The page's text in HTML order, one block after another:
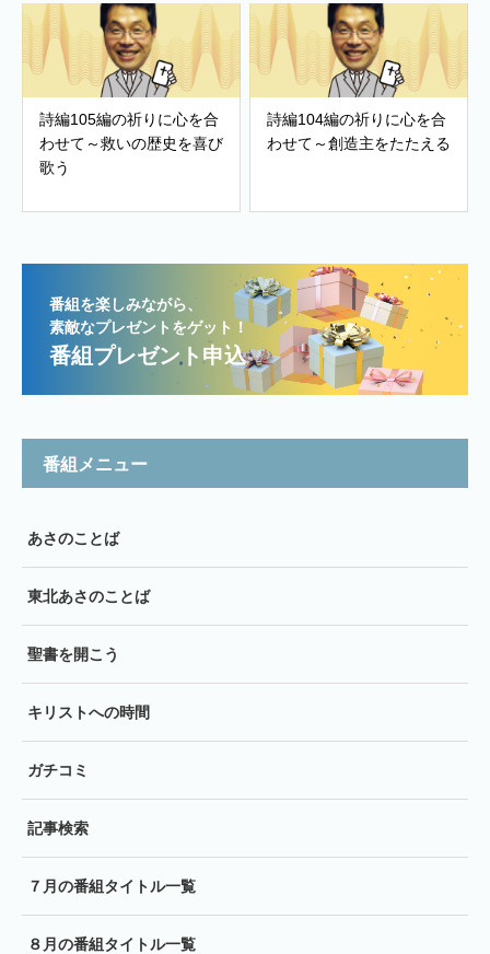
詩編105編の祈りに心を合
わせて～救いの歴史を喜び
歌う
詩編104編の祈りに心を合
わせて～創造主をたたえる
番組を楽しみながら、
素敵なプレゼントをゲット！
番組プレゼント申込
番組メニュー
あさのことば
東北あさのことば
聖書を開こう
キリストへの時間
ガチコミ
記事検索
７月の番組タイトル一覧
８月の番組タイトル一覧